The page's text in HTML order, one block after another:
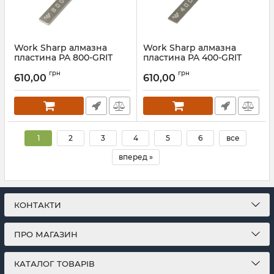
Work Sharp алмазна
пластина PA 800-GRIT
BAGGED
Артикул:5_60013
610,00 грн
Work Sharp алмазна
пластина PA 400-GRIT
BAGGED
Артикул:5_60010
610,00 грн
1 2 3 4 5 6 все
вперед »
КОНТАКТИ
ПРО МАГАЗИН
КАТАЛОГ ТОВАРІВ